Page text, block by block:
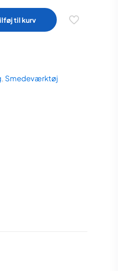
til kurv
, Smedeværktøj